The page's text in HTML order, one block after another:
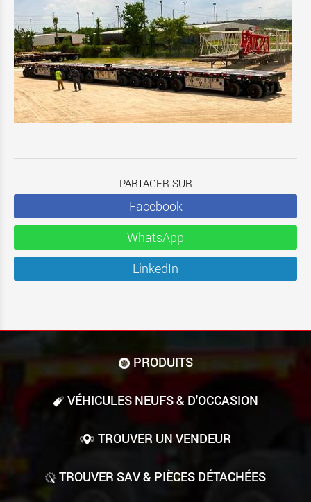
PARTAGER SUR
Facebook
WhatsApp
LinkedIn
PRODUITS
VÉHICULES NEUFS & D'OCCASION
TROUVER UN VENDEUR
TROUVER SAV & PIÈCES DÉTACHÉES